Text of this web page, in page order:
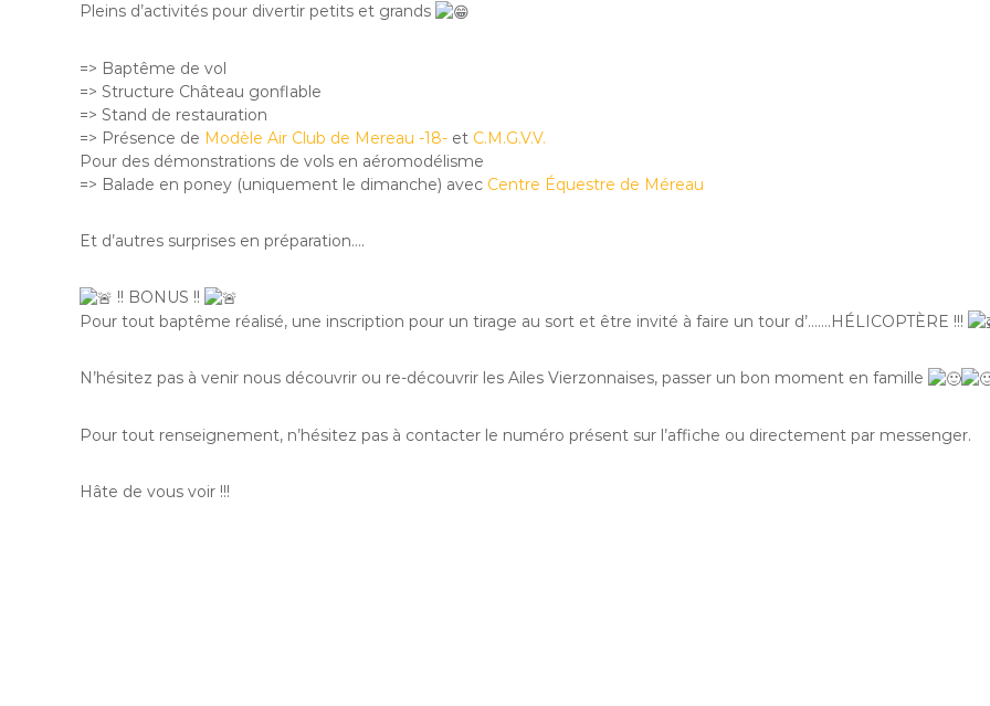
Pleins d’activités pour divertir petits et grands
=> Baptême de vol
=> Structure Château gonflable
=> Stand de restauration
=> Présence de Modèle Air Club de Mereau -18- et C.M.G.V.V.
Pour des démonstrations de vols en aéromodélisme
=> Balade en poney (uniquement le dimanche) avec Centre Équestre de Méreau
Et d’autres surprises en préparation….
!! BONUS !!
Pour tout baptême réalisé, une inscription pour un tirage au sort et être invité à faire un tour d’…….HÉLICOPTÈRE !!!
N’hésitez pas à venir nous découvrir ou re-découvrir les Ailes Vierzonnaises, passer un bon moment en famille
Pour tout renseignement, n’hésitez pas à contacter le numéro présent sur l’affiche ou directement par messenger.
Hâte de vous voir !!!